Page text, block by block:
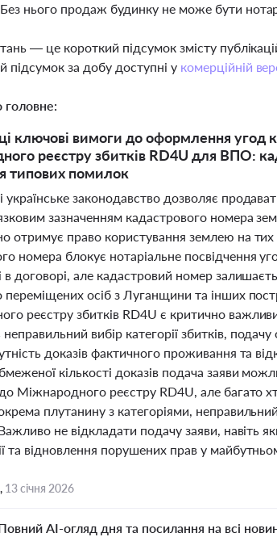
нього продаж будинку не може бути
— це короткий підсумок змісту
підсумок за добу доступні у комерційній
головне:
ключові вимоги до оформлення угод
реєстру збитків RD4U для ВПО:
типових помилок
українське законодавство дозволяє
зазначенням кадастрового номера
отримує право користування землею на
номера блокує нотаріальне посвідчення
в договорі, але кадастровий номер
переміщених осіб з Луганщини та інших
реєстру збитків RD4U є критично
вибір категорії збитків,
доказів фактичного проживання та
кількості доказів подача заяви
Міжнародного реєстру RD4U, але багато
плутанину з категоріями,
не відкладати подачу заяви,
та відновлення порушених прав у
13 січня 2026
AI-огляд дня та посилання на всі